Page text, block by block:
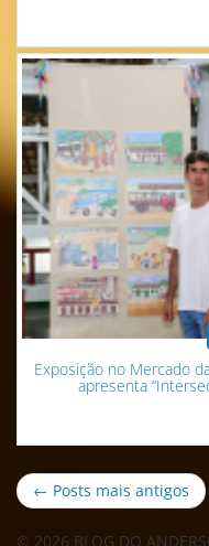
Exposição no Mercado
apresenta
← Posts mais antigos
© 2026 BLOG DO